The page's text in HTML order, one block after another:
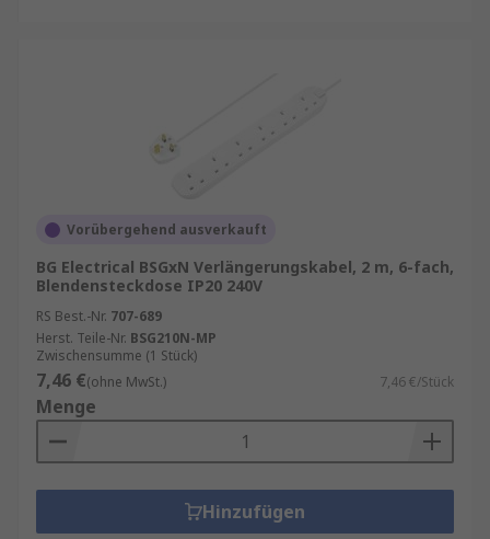
Vorübergehend ausverkauft
BG Electrical BSGxN Verlängerungskabel, 2 m, 6-fach,
Blendensteckdose IP20 240V
RS Best.-Nr. 707-689
Herst. Teile-Nr. BSG210N-MP
Zwischensumme (1 Stück)
7,46 €(ohne MwSt.) 7,46 €/Stück
Menge
Hinzufügen